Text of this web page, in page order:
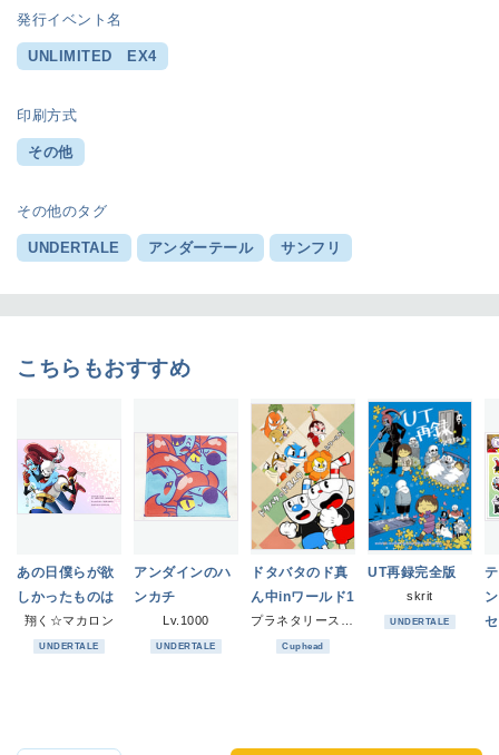
発行イベント名
UNLIMITED EX4
印刷方式
その他
その他のタグ
UNDERTALE アンダーテール サンフリ
こちらもおすすめ
あの日僕らが欲
しかったものは
翔く☆マカロン
UNDERTALE
アンダインのハ
ンカチ
Lv.1000
UNDERTALE
ドタバタのド真
ん中inワールド1
Cuphead
UT再録完全版
skrit
UNDERTALE